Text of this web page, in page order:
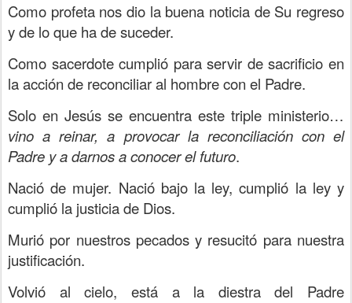
Como profeta nos dio la buena noticia de Su regreso
y de lo que ha de suceder.
Como sacerdote cumplió para servir de sacrificio en
la acción de reconciliar al hombre con el Padre.
Solo en Jesús se encuentra este triple ministerio…
vino a reinar, a provocar la reconciliación con el
Padre y a darnos a conocer el futuro.
Nació de mujer. Nació bajo la ley, cumplió la ley y
cumplió la justicia de Dios.
Murió por nuestros pecados y resucitó para nuestra
justificación.
Volvió al cielo, está a la diestra del Padre